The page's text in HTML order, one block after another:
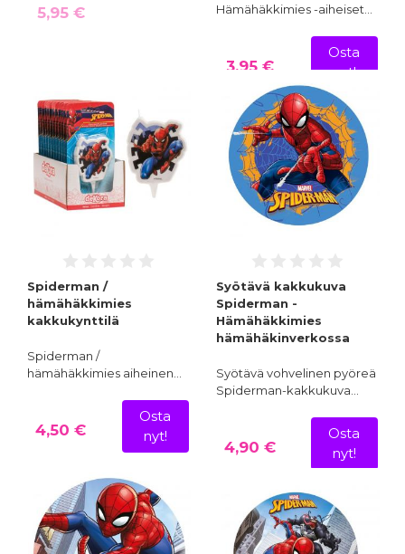
5,95 €
Hämähäkkimies -aiheiset…
3,95 €
Osta
nyt!
Spiderman /
hämähäkkimies
kakkukynttilä
Spiderman /
hämähäkkimies aiheinen…
4,50 €
Osta
nyt!
Syötävä kakkukuva
Spiderman -
Hämähäkkimies
hämähäkinverkossa
Syötävä vohvelinen pyöreä
Spiderman-kakkukuva…
4,90 €
Osta
nyt!